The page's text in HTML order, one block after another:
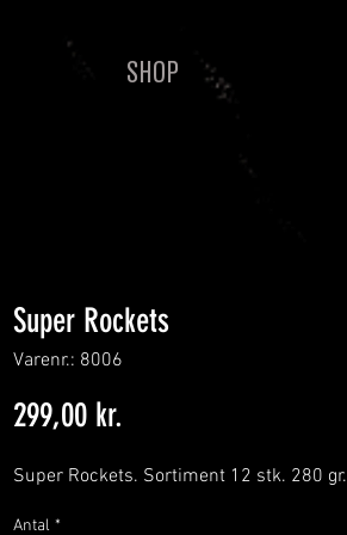
SHOP
Super Rockets
Varenr.: 8006
299,00 kr.
Super Rockets. Sortiment 12 stk. 280 gr.
Antal *